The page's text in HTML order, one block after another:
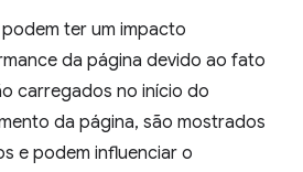
ter um impacto
da página devido ao fato
carregados no início do
da página, são mostrados
e podem influenciar o